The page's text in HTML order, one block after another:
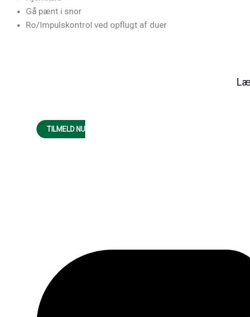
Gå pænt i snor
Ro/Impulskontrol ved opflugt af duer
TILMELD NU